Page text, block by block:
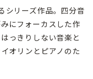
シリーズ作品。四分音
にフォーカスした作
っきりしない音楽と
オリンとピアノのた